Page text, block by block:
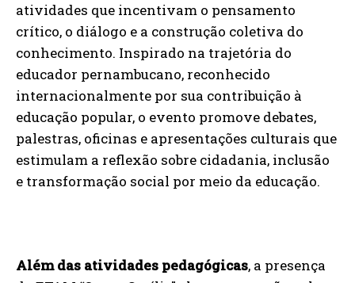
atividades que incentivam o pensamento
crítico, o diálogo e a construção coletiva do
conhecimento. Inspirado na trajetória do
educador pernambucano, reconhecido
internacionalmente por sua contribuição à
educação popular, o evento promove debates,
palestras, oficinas e apresentações culturais que
estimulam a reflexão sobre cidadania, inclusão
e transformação social por meio da educação.
Além das atividades pedagógicas, a presença